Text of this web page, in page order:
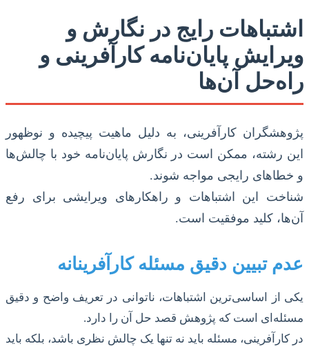
اشتباهات رایج در نگارش و
ویرایش پایان‌نامه کارآفرینی و
راه‌حل آن‌ها
پژوهشگران کارآفرینی، به دلیل ماهیت پیچیده و نوظهور
این رشته، ممکن است در نگارش پایان‌نامه خود با چالش‌ها
و خطاهای رایجی مواجه شوند.
شناخت این اشتباهات و راهکارهای ویرایشی برای رفع
آن‌ها، کلید موفقیت است.
عدم تبیین دقیق مسئله کارآفرینانه
یکی از اساسی‌ترین اشتباهات، ناتوانی در تعریف واضح و دقیق
مسئله‌ای است که پژوهش قصد حل آن را دارد.
در کارآفرینی، مسئله باید نه تنها یک چالش نظری باشد، بلکه باید